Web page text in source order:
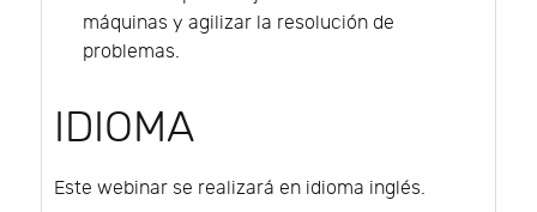
máquinas y agilizar la resolución de
problemas.
IDIOMA
Este webinar se realizará en idioma inglés.